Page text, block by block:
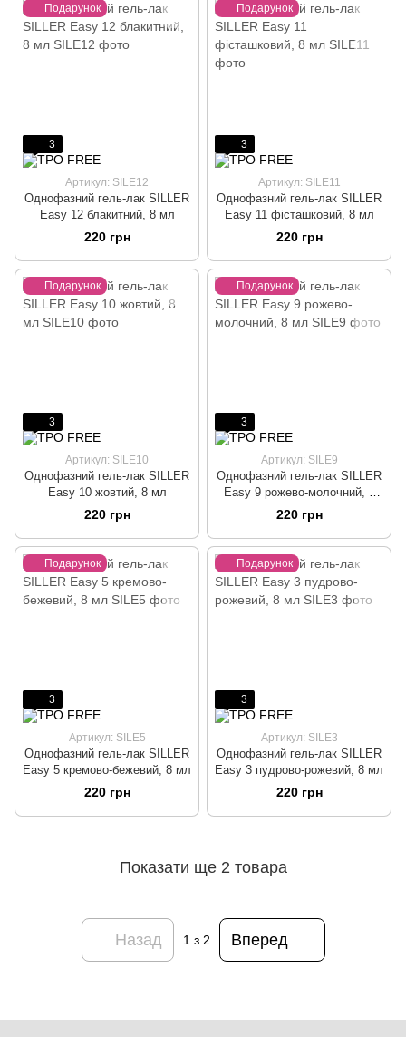
Подарунок
3
Артикул: SILE12
Однофазний гель-лак SILLER
Easy 12 блакитний, 8 мл
220 грн
Подарунок
3
Артикул: SILE11
Однофазний гель-лак SILLER
Easy 11 фісташковий, 8 мл
220 грн
Подарунок
3
Артикул: SILE10
Однофазний гель-лак SILLER
Easy 10 жовтий, 8 мл
220 грн
Подарунок
3
Артикул: SILE9
Однофазний гель-лак SILLER
Easy 9 рожево-молочний, 8
мл
220 грн
Подарунок
3
Артикул: SILE5
Однофазний гель-лак SILLER
Easy 5 кремово-бежевий, 8 мл
220 грн
Подарунок
3
Артикул: SILE3
Однофазний гель-лак SILLER
Easy 3 пудрово-рожевий, 8 мл
220 грн
Показати ще 2 товара
Назад 1з 2 Вперед